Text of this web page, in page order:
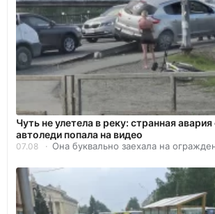
Чуть не улетела в реку: странная
автоледи попала на видео
07.08 Она буквально заехала на